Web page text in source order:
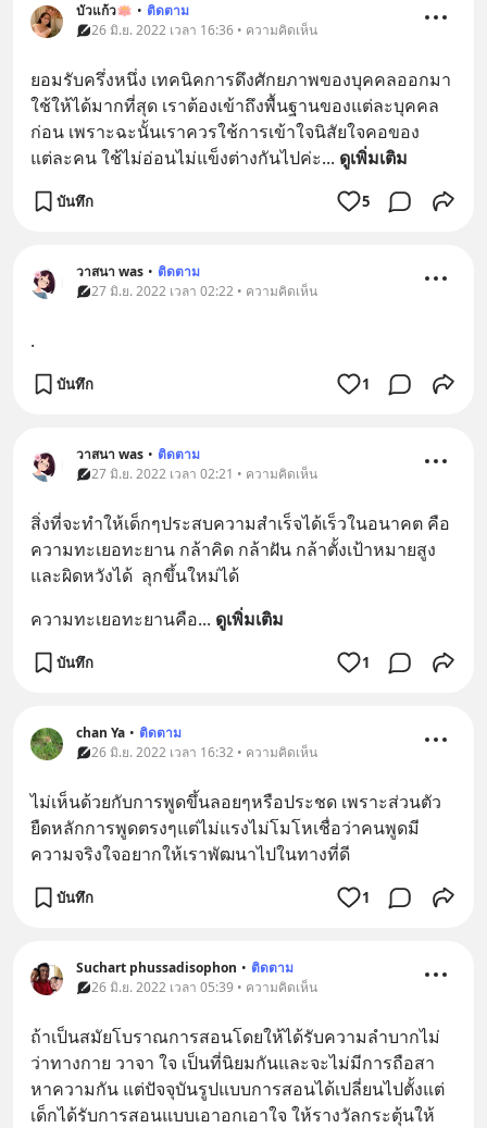
บัวแก้ว🪷 • ติดตาม
26 มิ.ย. 2022 เวลา 16:36 • ความคิดเห็น
ยอมรับครึ่งหนึ่ง เทคนิคการดึงศักยภาพของบุคคลออกมา
ใช้ให้ได้มากที่สุด เราต้องเข้าถึงพื้นฐานของแต่ละบุคคล
ก่อน เพราะฉะนั้นเราควรใช้การเข้าใจนิสัยใจคอของ
แต่ละคน ใช้ไม่อ่อนไม่แข็งต่างกันไปค่ะ... ดูเพิ่มเติม
บันทึก 5
วาสนา was • ติดตาม
27 มิ.ย. 2022 เวลา 02:22 • ความคิดเห็น
.
บันทึก 1
วาสนา was • ติดตาม
27 มิ.ย. 2022 เวลา 02:21 • ความคิดเห็น
สิ่งที่จะทำให้เด็กๆประสบความสำเร็จได้เร็วในอนาคต คือ
ความทะเยอทะยาน กล้าคิด กล้าฝัน กล้าตั้งเป้าหมายสูง
และผิดหวังได้  ลุกขึ้นใหม่ได้
ความทะเยอทะยานคือ... ดูเพิ่มเติม
บันทึก 1
chan Ya • ติดตาม
26 มิ.ย. 2022 เวลา 16:32 • ความคิดเห็น
ไม่เห็นด้วยกับการพูดขึ้นลอยๆหรือประชด เพราะส่วนตัว
ยืดหลักการพูดตรงๆแต่ไม่แรงไม่โมโหเชื่อว่าคนพูดมี
ความจริงใจอยากให้เราพัฒนาไปในทางที่ดี
บันทึก 1
Suchart phussadisophon • ติดตาม
26 มิ.ย. 2022 เวลา 05:39 • ความคิดเห็น
ถ้าเป็นสมัยโบราณการสอนโดยให้ได้รับความลำบากไม่
ว่าทางกาย วาจา ใจ เป็นที่นิยมกันและจะไม่มีการถือสา
หาความกัน แต่ปัจจุบันรูปแบบการสอนได้เปลี่ยนไปตั้งแต่
เด็กได้รับการสอนแบบเอาอกเอาใจ ให้รางวัลกระตุ้นให้